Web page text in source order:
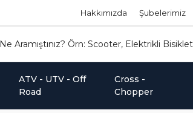
Hakkımızda Şubelerimiz
ATV - UTV - Off
Road
Cross -
Chopper